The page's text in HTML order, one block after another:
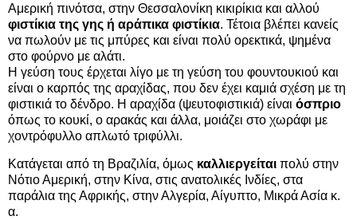
Αμερική πινότσα, στην Θεσσαλονίκη κικιρίκια και αλλού
φιστίκια της γης ή αράπικα φιστίκια. Τέτοια βλέπει κανείς
να πωλούν με τις μπύρες και είναι πολύ ορεκτικά, ψημένα
στο φούρνο με αλάτι.
Η γεύση τους έρχεται λίγο με τη γεύση του φουντουκιού και
είναι ο καρπός της αραχίδας, που δεν έχει καμιά σχέση με τη
φιστικιά το δένδρο. Η αραχίδα (ψευτοφιστικιά) είναι όσπριο
όπως το κουκί, ο αρακάς και άλλα, μοιάζει στο χωράφι με
χοντρόφυλλο απλωτό τριφύλλι.
Κατάγεται από τη Βραζιλία, όμως καλλιεργείται πολύ στην
Νότιο Αμερική, στην Κίνα, στις ανατολικές Ινδίες, στα
παράλια της Αφρικής, στην Αλγερία, Αίγυπτο, Μικρά Ασία κ.
α.